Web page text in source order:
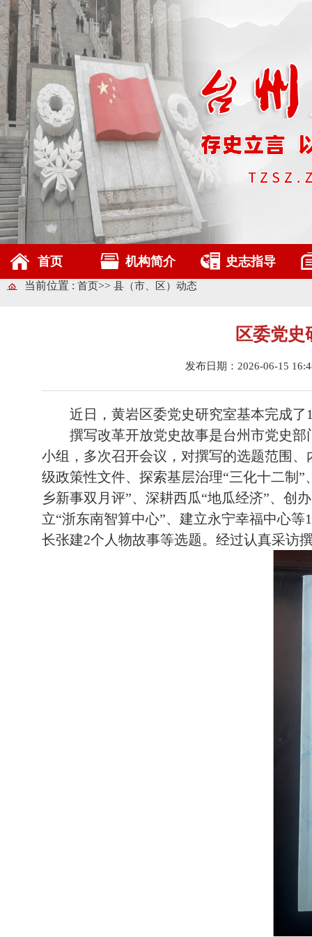
首页 机构简介 史志指导
当前位置 : 首页>> 县（市、区）动态
区委党
发布日期：2026-06-15
近日，黄岩区委党史研究室基本完成
撰写改革开放党史故事是台州市党史
小组，多次召开会议，对撰写的选题范围
级政策性文件、探索基层治理“三化十二制
乡新事双月评”、深耕西瓜“地瓜经济”、创
立“浙东南智算中心”、建立永宁幸福中心
长张建2个人物故事等选题。经过认真采访